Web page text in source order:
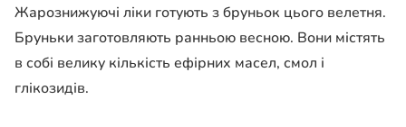
Жарознижуючі ліки готують з бруньок цього велетня.
Бруньки заготовляють ранньою весною. Вони містять
в собі велику кількість ефірних масел, смол і
глікозидів.